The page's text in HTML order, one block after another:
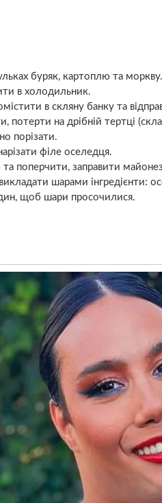
буряк, картоплю та моркву.
в холодильник.
в скляну банку та
потерти на дрібній тертці
порізати.
філе оселедця.
та поперчити, заправити
шарами інгредієнти:
щоб шари просочилися.